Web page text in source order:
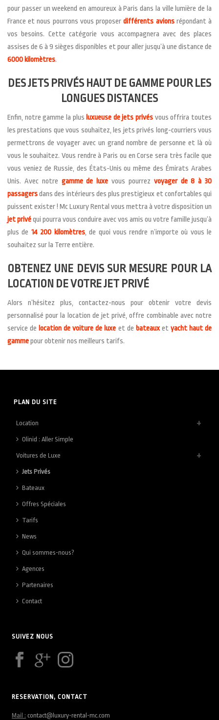
pour passer un weekend en amoureux à Paris dans la ville lumière de la
France et nous pourrons vous proposerdifférents avionsrépondant à
vos besoins. Cette catégorie vous accompagnera avec des places
assises de 6 à 9 sièges disponibles et pour aller jusqu’à une distance de
6000 kilomètres.
DES JETS PRIVÉS HAUT DE GAMME POUR LES
LONGUES DISTANCES
Enfin, notre gamme la plus luxueuse de jets privés vous offrira toutes
les prestations que vous souhaitez, les jets privés long-courriers vous
permettrons de voyager avec un grand nombre de personne et là où
vous le souhaitez. Vous rendre à Paris ou en Corse sera très facile que
vous veniez de Russie, des États-Unis ou même des Émirats Arabes
Unis. Avec notre gamme de luxe vous pourrez voyager de 8 à 30
passagersdans des intérieurs des plus prestigieux et confortables qui
puissent exister ! Mc Luxury Rental vous mettra à votre disposition un
jet privéqui pourra vous conduire avec vos amis ou votre famille jusqu’à
plus de 14 200 kilomètres, de quoi vous rendre n’importe où vous le
souhaitez sur la Terre entière.
OBTENEZ UNE DEVIS SUR MESURE POUR LA
LOCATION DE VOTRE JET PRIVÉ
Alors n’hésitez plus, contactez-nous pour obtenir votre devis
personnalisé pour la location de jet privé, offre combinable avec notre
service de location de voiture de luxe et de bateauxet yacht haut de
gammepour obtenir nos meilleurs tarifs.
PLAN DU SITE
Location
Olinid : Aller Simple
Voitures de Luxe
Jets Privés
Bateaux
Offres Spéciales
Tarifs
News
Qui sommes-nous?
Agences
Partenaires
Contact
SUIVEZ NOUS
RESERVATION, CONTACT
Mail : contact@luxury-rental-mc.com